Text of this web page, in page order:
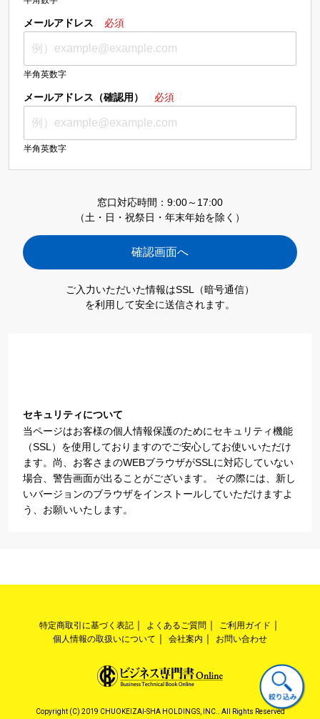
メールアドレス 必須
半角英数字
メールアドレス（確認用） 必須
半角英数字
窓口対応時間：9:00～17:00
（土・日・祝祭日・年末年始を除く）
ご入力いただいた情報はSSL（暗号通信）
を利用して安全に送信されます。
セキュリティについて
当ページはお客様の個人情報保護のためにセキュリティ機能
（SSL）を使用しておりますのでご安心してお使いいただけ
ます。尚、お客さまのWEBブラウザがSSLに対応していない
場合、警告画面が出ることがございます。 その際には、新し
いバージョンのブラウザをインストールしていただけますよ
う、お願いいたします。
特定商取引に基づく表記 よくあるご質問
ご利用ガイド
個人情報の取扱いについて
会社案内 お問い合わせ
Copyright (C) 2019 CHUOKEIZAI-SHA HOLDINGS, INC.. All Rights Reserved